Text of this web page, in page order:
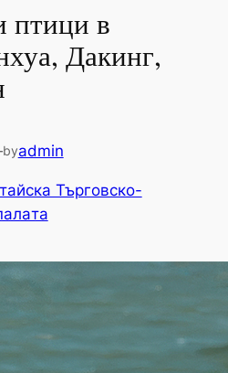
в
Дакинг,
byadmin
Търговско-